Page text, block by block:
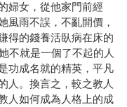
婦女，從他家門前經
風雨不誤，不亂開價，
得的錢養活臥病在床的
不就是一個了不起的人
功成名就的精英，平凡
人。換言之，較之教人
人如何成為人格上的成